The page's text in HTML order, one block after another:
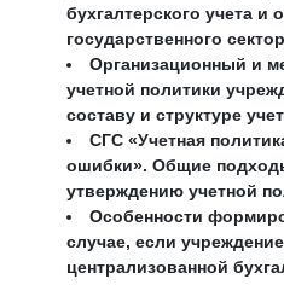
бухгалтерского учета и
государственного
Организационный и
учетной политики
составу и структуре
СГС «Учетная
ошибки». Общие
утверждению учетной
Особенности
случае, если
централизованной